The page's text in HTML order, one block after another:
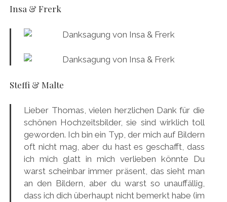
Insa & Frerk
Steffi & Malte
Lieber Thomas, vielen herzlichen Dank für die
schönen Hochzeitsbilder, sie sind wirklich toll
geworden. Ich bin ein Typ, der mich auf Bildern
oft nicht mag, aber du hast es geschafft, dass
ich mich glatt in mich verlieben könnte Du
warst scheinbar immer präsent, das sieht man
an den Bildern, aber du warst so unauffällig,
dass ich dich überhaupt nicht bemerkt habe (im